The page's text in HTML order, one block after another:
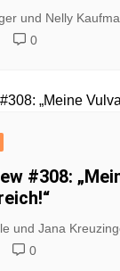
und Nelly
0
#308:
und Jana
0